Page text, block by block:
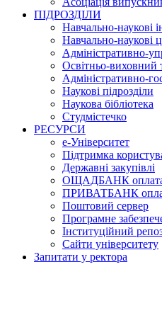
ПІДРОЗДІЛИ
Навчально-наукові
Навчально-наукові
Адміністративно-
Освітньо-виховний
Адміністративно-
Наукові підрозділи
Наукова бібліотека
Студмістечко
РЕСУРСИ
е-Університет
Підтримка
Державні закупівлі
ОЩАДБАНК
ПРИВАТБАНК
Поштовий сервер
Програмне
Інституційний
Сайти університету
Запитати у ректора